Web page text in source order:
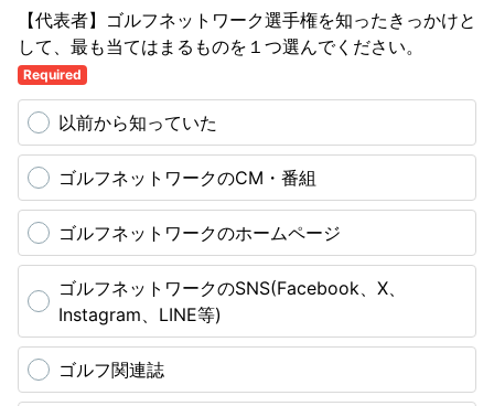
【代表者】ゴルフネットワーク選手権を知ったきっかけと
して、最も当てはまるものを１つ選んでください。
Required
以前から知っていた
ゴルフネットワークのCM・番組
ゴルフネットワークのホームページ
ゴルフネットワークのSNS(Facebook、X、
Instagram、LINE等)
ゴルフ関連誌